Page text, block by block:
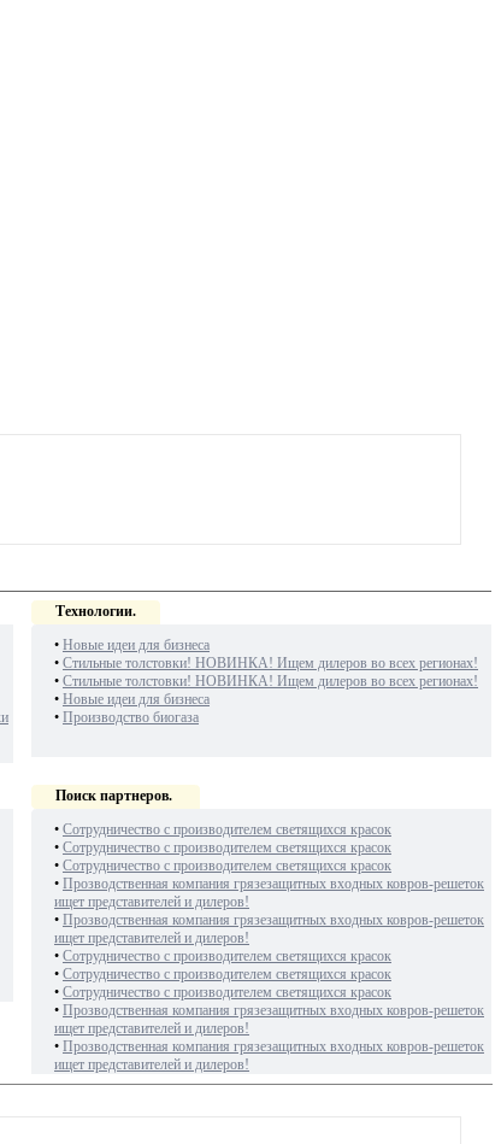
Технологии.
• Новые идеи для бизнеса
• Стильные толстовки! НОВИНКА! Ищем дилеров во всех регионах!
• Стильные толстовки! НОВИНКА! Ищем дилеров во всех регионах!
• Новые идеи для бизнеса
• Производство биогаза
Поиск партнеров.
• Сотрудничество с производителем светящихся красок
• Сотрудничество с производителем светящихся красок
• Сотрудничество с производителем светящихся красок
• Прозводственная компания грязезащитных входных ковров-решеток
ищет представителей и дилеров!
• Прозводственная компания грязезащитных входных ковров-решеток
ищет представителей и дилеров!
• Сотрудничество с производителем светящихся красок
• Сотрудничество с производителем светящихся красок
• Сотрудничество с производителем светящихся красок
• Прозводственная компания грязезащитных входных ковров-решеток
ищет представителей и дилеров!
• Прозводственная компания грязезащитных входных ковров-решеток
ищет представителей и дилеров!